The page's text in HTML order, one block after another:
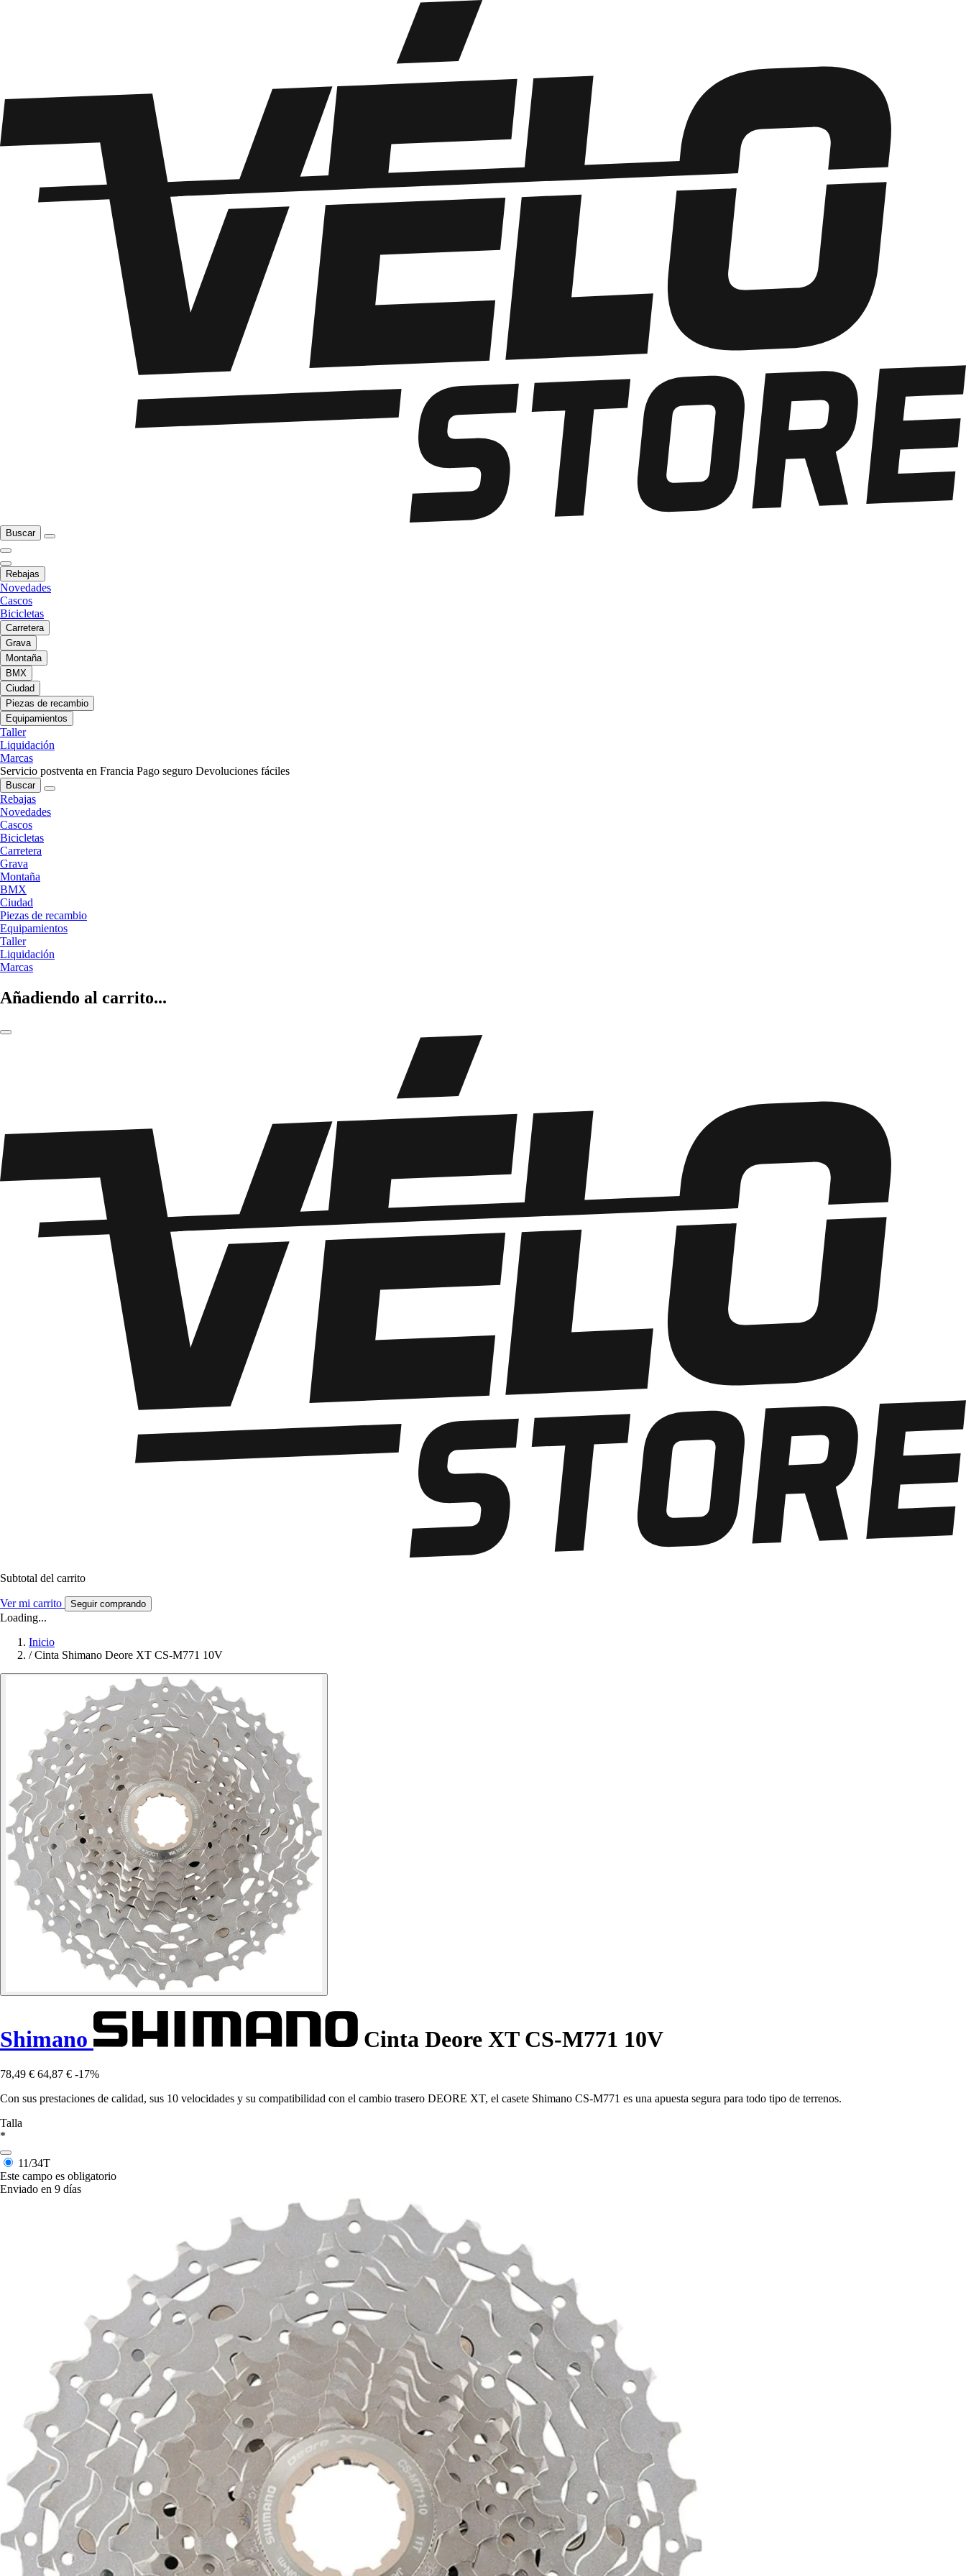
Buscar
Rebajas
Novedades
Cascos
Bicicletas
Carretera
Grava
Montaña
BMX
Ciudad
Piezas de recambio
Equipamientos
Taller
Liquidación
Marcas
Servicio postventa en Francia Pago seguro Devoluciones fáciles
Buscar
Rebajas
Novedades
Cascos
Bicicletas
Carretera
Grava
Montaña
BMX
Ciudad
Piezas de recambio
Equipamientos
Taller
Liquidación
Marcas
Añadiendo al carrito...
Subtotal del carrito
Ver mi carrito Seguir comprando
Loading...
Inicio
/ Cinta Shimano Deore XT CS-M771 10V
Shimano Cinta Deore XT CS-M771 10V
78,49 € 64,87 € -17%
Con sus prestaciones de calidad, sus 10 velocidades y su compatibilidad con el cambio trasero DEORE XT, el casete Shimano CS-M771 es una apuesta segura para todo tipo de terrenos.
Talla
*
11/34T
Este campo es obligatorio
Enviado en 9 días